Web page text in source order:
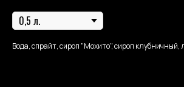
Вода, спрайт, сироп "Мохито", сироп